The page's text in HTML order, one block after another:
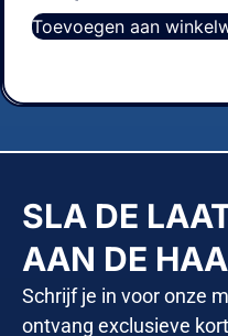
Toevoegen aan
SLA DE
AAN DE
Schrijf je in voor onze
ontvang exclusieve